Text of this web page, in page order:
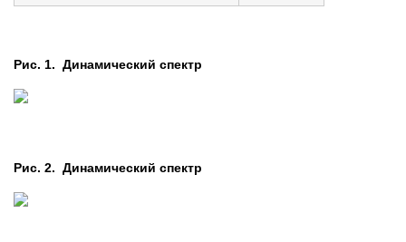
Рис. 1. Динамический спектр
Рис. 2. Динамический спектр